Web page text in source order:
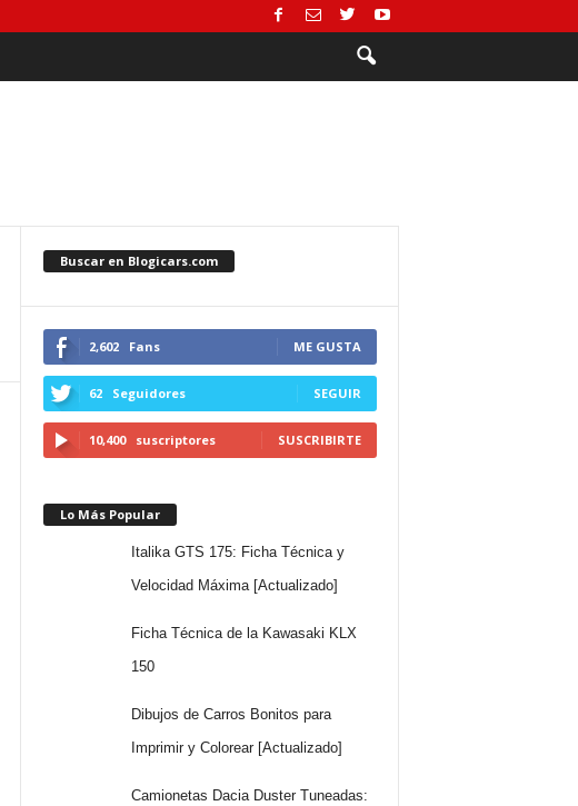
Buscar en Blogicars.com
2,602 Fans ME GUSTA
62 Seguidores SEGUIR
10,400 suscriptores SUSCRIBIRTE
Lo Más Popular
Italika GTS 175: Ficha Técnica y
Velocidad Máxima [Actualizado]
Ficha Técnica de la Kawasaki KLX
150
Dibujos de Carros Bonitos para
Imprimir y Colorear [Actualizado]
Camionetas Dacia Duster Tuneadas: